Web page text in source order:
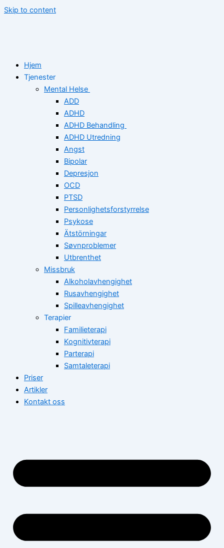
Skip to content
Hjem
Tjenester
Mental Helse
ADD
ADHD
ADHD Behandling
ADHD Utredning
Angst
Bipolar
Depresjon
OCD
PTSD
Personlighetsforstyrrelse
Psykose
Ätstörningar
Søvnproblemer
Utbrenthet
Missbruk
Alkoholavhengighet
Rusavhengighet
Spilleavhengighet
Terapier
Familieterapi
Kognitivterapi
Parterapi
Samtaleterapi
Priser
Artikler
Kontakt oss